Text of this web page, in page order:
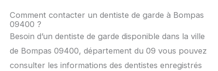
Comment contacter un dentiste de garde à Bompas
09400 ?
Besoin d’un dentiste de garde disponible dans la ville
de Bompas 09400, département du 09 vous pouvez
consulter les informations des dentistes enregistrés